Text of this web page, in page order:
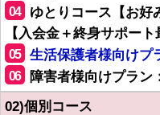
04
ゆとりコース【お好
【入会金＋終身サポー
05 生活保護者様向けプ
06
障害者様向けプラン
02)個別コース